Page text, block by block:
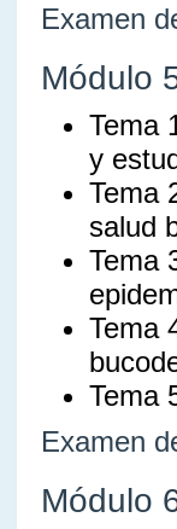
Examen
Módulo
Tema
y
Tema
salud
Tema
Tema
Tema
Examen
Módulo